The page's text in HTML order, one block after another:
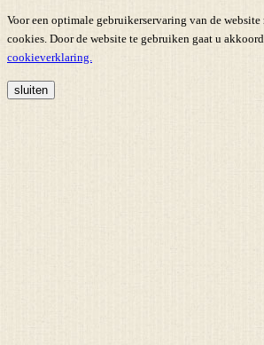
Voor een optimale gebruikerservaring van de
cookies. Door de website te gebruiken gaat u
cookieverklaring.
sluiten